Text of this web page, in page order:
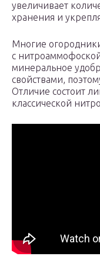
увеличивает
хранения и
Многие
с
минеральное
свойствами,
Отличие состоит
классической